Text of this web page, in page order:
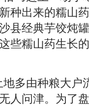
种出来的糯山
县经典芋饺炖
些糯山药生长
多由种粮大户
人问津。为了